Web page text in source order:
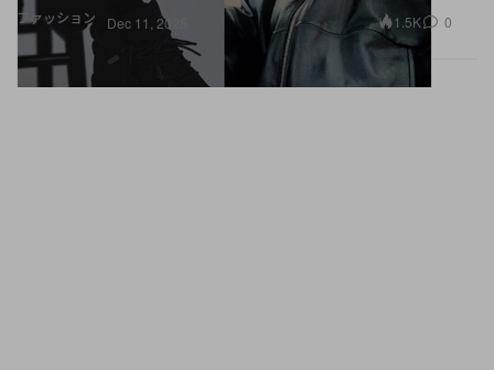
ファッション Dec 11, 2025 1.5K 0